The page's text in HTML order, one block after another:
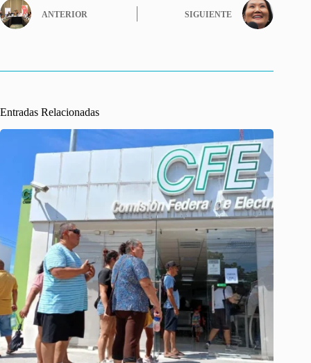
ANTERIOR SIGUIENTE
Entradas Relacionadas